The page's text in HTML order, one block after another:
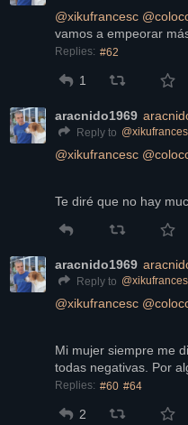
@xikufrancesc @
vamos a empeorar
Replies: #62
1
aracnido1969
Reply to @
@xikufrancesc @
Te diré que no hay
aracnido1969
Reply to @
@xikufrancesc @
Mi mujer siempre me
todas negativas. Por
Replies: #60 #64
2